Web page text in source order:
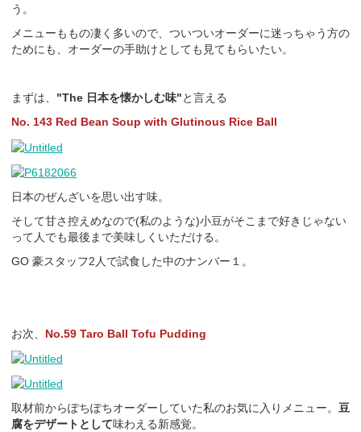
う。
メニューももの凄く多いので、ついついオーダーに迷っちゃう方の
ためにも、オーダーの手助けとしても見てもらいたい。
まずは、 "The 日本を懐かしむ味"と言える
No. 143 Red Bean Soup with Glutinous Rice Ball
日本のぜんざいを思い出す味。
そして甘さ控えめなので(私のような)小豆がそこまで好きじゃない
って人でも最後まで美味しくいただける。
GO 豪スタッフ2人で試食した中のナンバー１。
お次、 No.59 Taro Ball Tofu Pudding
取材前からぽちぽちオーダーしていた私のお気に入りメニュー。 豆
腐をデザートとして味わえる新感覚。